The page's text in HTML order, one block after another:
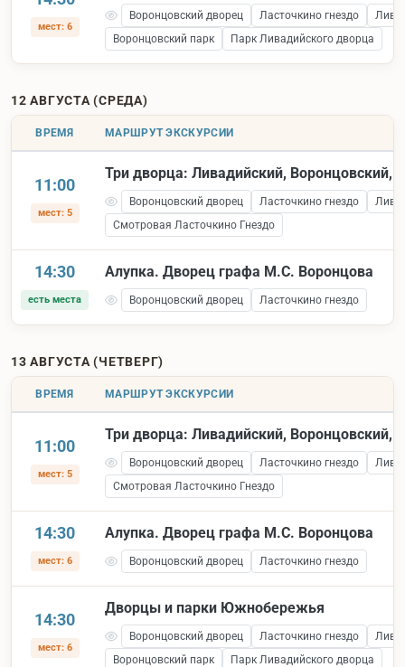
мест: 6
Воронцовский дворец Ласточкино гнездо
Воронцовский парк
Парк Ливадийского дворца
12 АВГУСТА (СРЕДА)
ВРЕМЯ МАРШРУТ ЭКСКУРСИИ
11:00
мест: 5
Три дворца: Ливадийский, Воронцовский,
Воронцовский дворец Ласточкино гнездо
Смотровая Ласточкино Гнездо
14:30
есть места
Алупка. Дворец графа М.С. Воронцова
Воронцовский дворец Ласточкино гнездо
13 АВГУСТА (ЧЕТВЕРГ)
ВРЕМЯ МАРШРУТ ЭКСКУРСИИ
11:00
мест: 5
Три дворца: Ливадийский, Воронцовский,
Воронцовский дворец Ласточкино гнездо
Смотровая Ласточкино Гнездо
14:30
мест: 6
Алупка. Дворец графа М.С. Воронцова
Воронцовский дворец Ласточкино гнездо
14:30
мест: 6
Дворцы и парки Южнобережья
Воронцовский дворец Ласточкино гнездо
Воронцовский парк
Парк Ливадийского дворца